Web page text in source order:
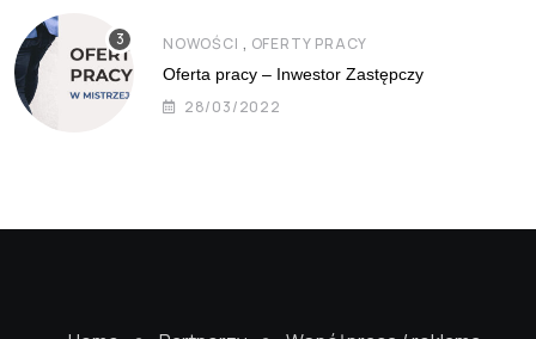
NOWOŚCI , OFERTY PRACY
Oferta pracy – Inwestor Zastępczy
28/03/2022